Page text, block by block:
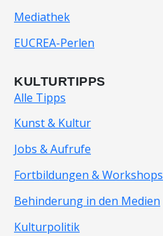
Mediathek
EUCREA-Perlen
KULTURTIPPS
Alle Tipps
Kunst & Kultur
Jobs & Aufrufe
Fortbildungen & Workshops
Behinderung in den Medien
Kulturpolitik